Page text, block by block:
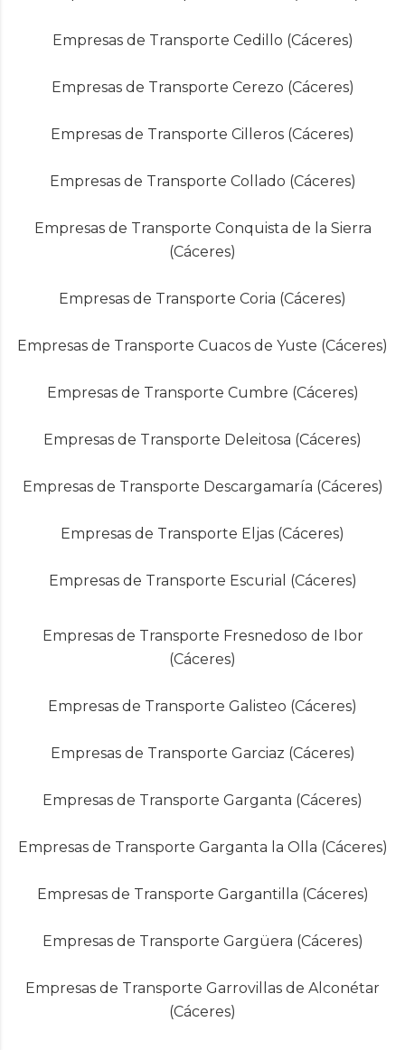
Empresas de Transporte Cedillo (Cáceres)
Empresas de Transporte Cerezo (Cáceres)
Empresas de Transporte Cilleros (Cáceres)
Empresas de Transporte Collado (Cáceres)
Empresas de Transporte Conquista de la Sierra
(Cáceres)
Empresas de Transporte Coria (Cáceres)
Empresas de Transporte Cuacos de Yuste (Cáceres)
Empresas de Transporte Cumbre (Cáceres)
Empresas de Transporte Deleitosa (Cáceres)
Empresas de Transporte Descargamaría (Cáceres)
Empresas de Transporte Eljas (Cáceres)
Empresas de Transporte Escurial (Cáceres)
Empresas de Transporte Fresnedoso de Ibor
(Cáceres)
Empresas de Transporte Galisteo (Cáceres)
Empresas de Transporte Garciaz (Cáceres)
Empresas de Transporte Garganta (Cáceres)
Empresas de Transporte Garganta la Olla (Cáceres)
Empresas de Transporte Gargantilla (Cáceres)
Empresas de Transporte Gargüera (Cáceres)
Empresas de Transporte Garrovillas de Alconétar
(Cáceres)